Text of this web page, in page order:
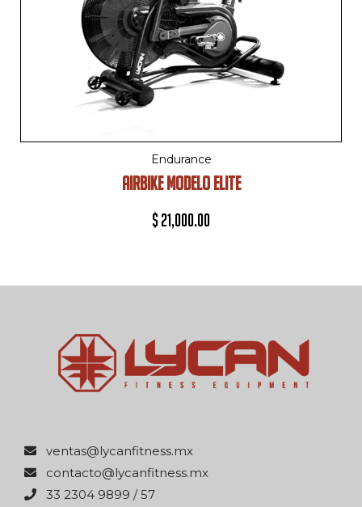
Endurance
AIRBIKE MODELO ELITE
$21,000.00
xm.ssentifnacyl@satnev
xm.ssentifnacyl@otcatnoc
75 / 9989 4032 33